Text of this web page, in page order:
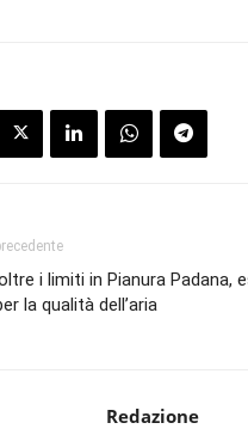
i limiti in Pianura Padana,
la qualità dell’aria
Redazione